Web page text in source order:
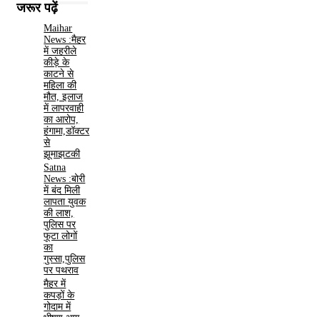
जरूर पढ़ें
Maihar
News :मैहर
में जहरीले
कीड़े के
काटने से
महिला की
मौत, इलाज
में लापरवाही
का आरोप,
हंगामा,डॉक्टर
से
झूमाझटकी
Satna
News :बोरी
में बंद मिली
लापता युवक
की लाश,
पुलिस पर
फूटा लोगों
का
गुस्सा,पुलिस
पर पथराव
मैहर में
कपड़ों के
गोदाम में